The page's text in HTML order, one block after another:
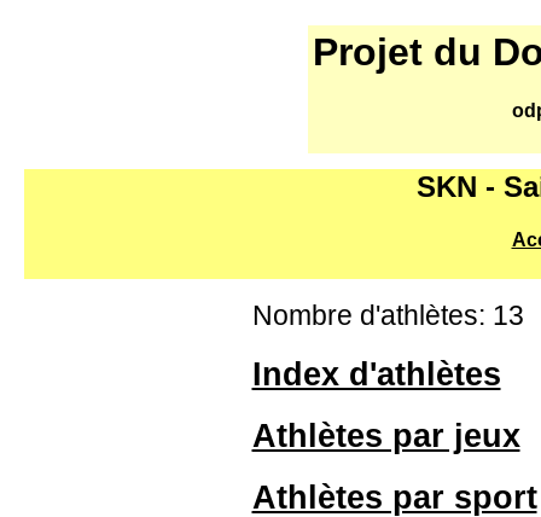
Projet du
SKN -
Nombre d'athlètes: 13
Index d'athlètes
Athlètes par jeux
Athlètes par sport